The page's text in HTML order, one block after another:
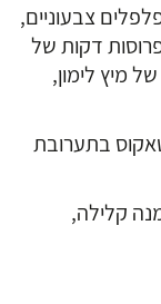
צבעוניים,
דקות של
מיץ לימון,
בתערובת
קלילה,